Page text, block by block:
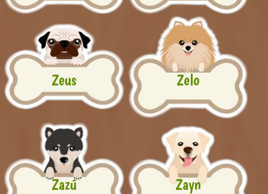
Zeus Zelo
Zazú Zayn